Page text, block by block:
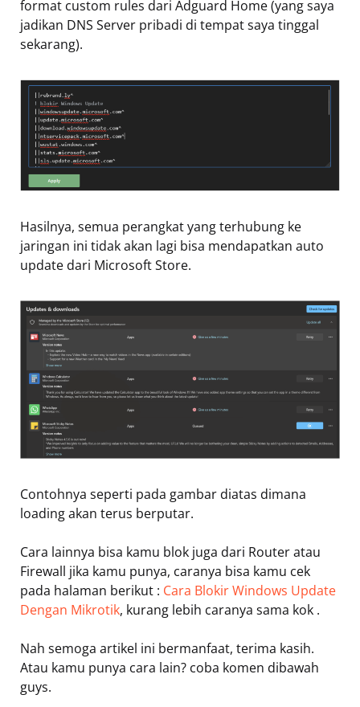
format custom rules dari Adguard Home (yang saya
jadikan DNS Server pribadi di tempat saya tinggal
sekarang).
Hasilnya, semua perangkat yang terhubung ke
jaringan ini tidak akan lagi bisa mendapatkan auto
update dari Microsoft Store.
Contohnya seperti pada gambar diatas dimana
loading akan terus berputar.
Cara lainnya bisa kamu blok juga dari Router atau
Firewall jika kamu punya, caranya bisa kamu cek
pada halaman berikut : Cara Blokir Windows Update
Dengan Mikrotik, kurang lebih caranya sama kok .
Nah semoga artikel ini bermanfaat, terima kasih.
Atau kamu punya cara lain? coba komen dibawah
guys.